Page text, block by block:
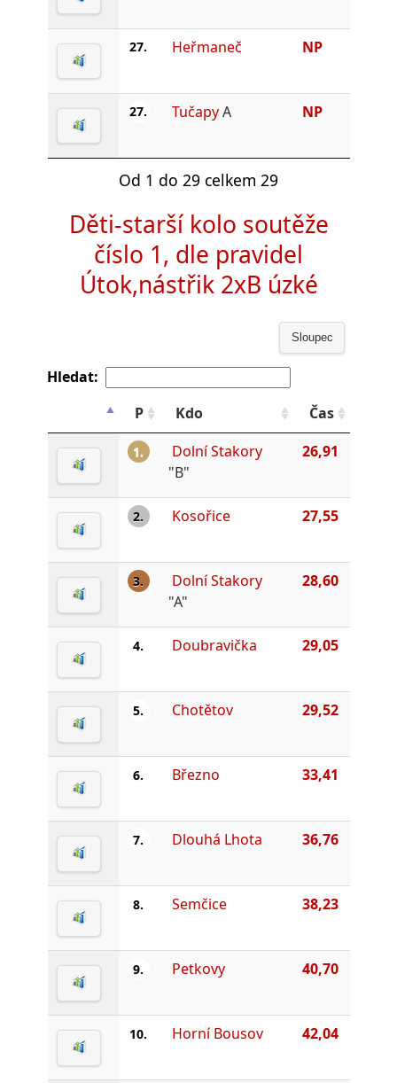
27. Heřmaneč NP
27. TučapyA NP
Od 1 do 29 celkem 29
Děti-starší kolo soutěže
číslo 1, dle pravidel
Útok,nástřik 2xB úzké
Sloupec
Hledat:
P
Kdo Čas
1.
Dolní Stakory
"B"
26,91
2. Kosořice 27,55
3.
Dolní Stakory
"A"
28,60
4. Doubravička 29,05
5. Chotětov 29,52
6. Březno 33,41
7. Dlouhá Lhota 36,76
8. Semčice 38,23
9. Petkovy 40,70
10. Horní Bousov 42,04